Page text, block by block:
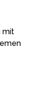
mit